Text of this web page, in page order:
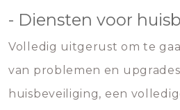
- Diensten voor
Volledig uitgerust om te
van problemen en
huisbeveiliging, een